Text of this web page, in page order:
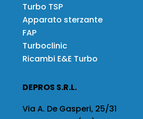
Turbo TSP
Apparato sterzante
FAP
Turboclinic
Ricambi E&E Turbo
DEPROS S.R.L.
Via A. De Gasperi, 25/31